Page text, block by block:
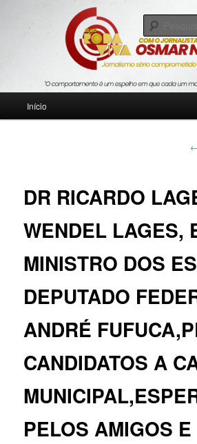
Blog Roda Viva
Jornalismo sério comprometido com a verdade
Início
←
DR RICARDO
WENDEL LAGES,
MINISTRO DOS
DEPUTADO
ANDRÉ
CANDIDATOS A
PELOS AMIGOS E